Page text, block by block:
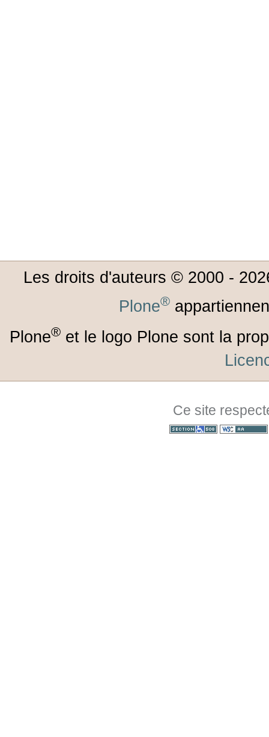
Les droits d'auteurs © 2000 -
Plone®
Plone® et le logo Plone sont la
Ce site